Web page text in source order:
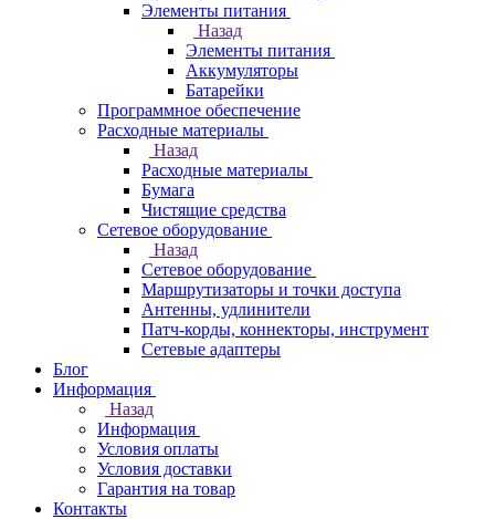
Элементы питания
Назад
Элементы питания
Аккумуляторы
Батарейки
Программное обеспечение
Расходные материалы
Назад
Расходные материалы
Бумага
Чистящие средства
Сетевое оборудование
Назад
Сетевое оборудование
Маршрутизаторы и точки доступа
Антенны, удлинители
Патч-корды, коннекторы, инструмент
Сетевые адаптеры
Блог
Информация
Назад
Информация
Условия оплаты
Условия доставки
Гарантия на товар
Контакты